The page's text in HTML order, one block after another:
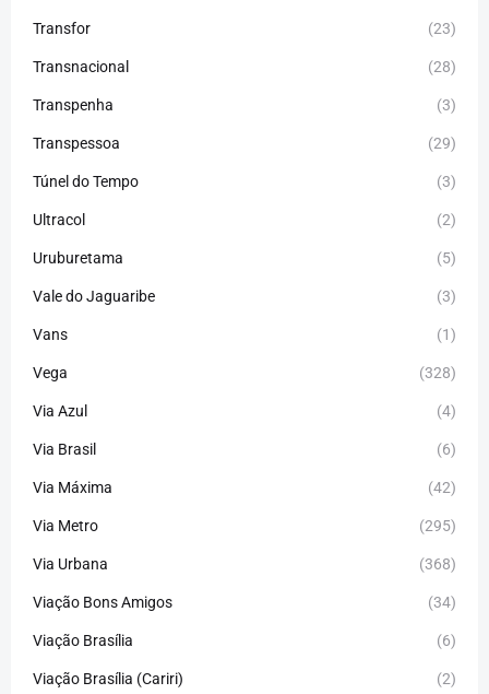
Transfor (23)
Transnacional (28)
Transpenha (3)
Transpessoa (29)
Túnel do Tempo (3)
Ultracol (2)
Uruburetama (5)
Vale do Jaguaribe (3)
Vans (1)
Vega (328)
Via Azul (4)
Via Brasil (6)
Via Máxima (42)
Via Metro (295)
Via Urbana (368)
Viação Bons Amigos (34)
Viação Brasília (6)
Viação Brasília (Cariri) (2)